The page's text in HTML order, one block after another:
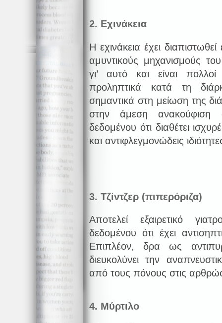
2. Εχινάκεια
Η εχινάκεια έχει διαπιστωθεί
αμυντικούς μηχανισμούς
γι’ αυτό και είναι
προληπτικά κατά τη
σημαντικά στη μείωση της
στην άμεση
δεδομένου ότι διαθέτει
και αντιφλεγμονώδεις
3. Τζίντζερ (πιπερόριζα)
Αποτελεί εξαιρετικό
δεδομένου ότι έχει
Επιπλέον, δρα ως
διευκολύνει την
από τους πόνους στις
4. Μύρτιλο